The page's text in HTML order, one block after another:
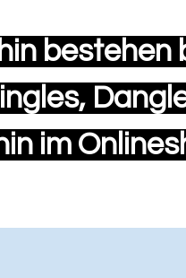
bestehen
im